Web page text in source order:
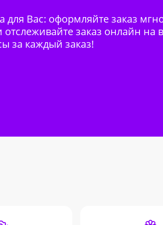
для Вас: оформляйте заказ
заказ онлайн на
за каждый заказ!